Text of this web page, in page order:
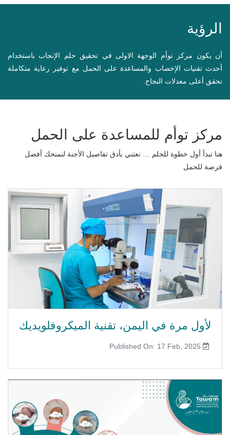
الرؤية
أن يكون مركز توأم الوجهة الاولى في تحقيق حلم الإنجاب باستخدام
أحدث تقنيات الإخصاب والمساعدة على الحمل مع توفير رعاية متكاملة
تحقق أعلى معدلات النجاح.
مركز توأم للمساعدة على الحمل
هنا تبدأ أول خطوة للحلم … نعتني بأدق تفاصيل الأجنة لنمنحك أفضل
فرصة للحمل
لأول مرة في اليمن، تقنية الميكروفلويديك